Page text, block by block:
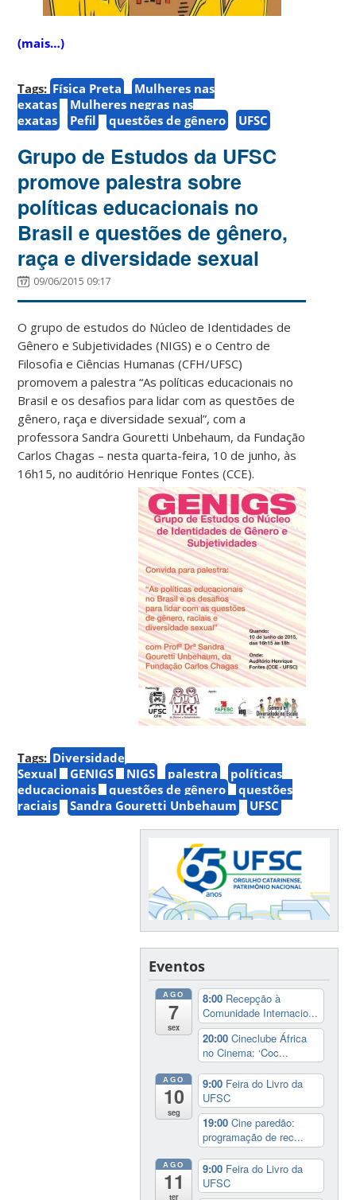
(mais…)
Tags: Física Preta
Mulheres nas
exatas
Mulheres negras nas
exatas
Pefil questões de gênero UFSC
Grupo de Estudos da UFSC
promove palestra sobre
políticas educacionais no
Brasil e questões de gênero,
raça e diversidade sexual
09/06/2015 09:17
O grupo de estudos do Núcleo de Identidades de
Gênero e Subjetividades (NIGS) e o Centro de
Filosofia e Ciências Humanas (CFH/UFSC)
promovem a palestra “As políticas educacionais no
Brasil e os desafios para lidar com as questões de
gênero, raça e diversidade sexual”, com a
professora Sandra Gouretti Unbehaum, da Fundação
Carlos Chagas – nesta quarta-feira, 10 de junho, às
16h15, no auditório Henrique Fontes (CCE).
Tags: Diversidade
Sexual
GENIGS NIGS palestra
políticas
educacionais
questões de gênero
questões
raciais
Sandra Gouretti Unbehaum UFSC
Eventos
AGO
7
sex
8:00 Recepção à
Comunidade Internacio...
20:00Cineclube África
no Cinema: ‘Coc...
AGO
10
seg
9:00 Feira do Livro da
UFSC
19:00Cine paredão:
programação de rec...
AGO
11
ter
9:00 Feira do Livro da
UFSC